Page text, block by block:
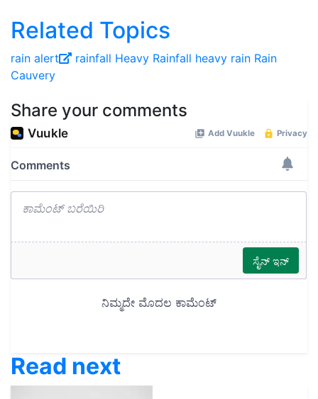
Related Topics
rain alert rainfall Heavy Rainfall heavy rain Rain
Cauvery
Share your comments
Read next